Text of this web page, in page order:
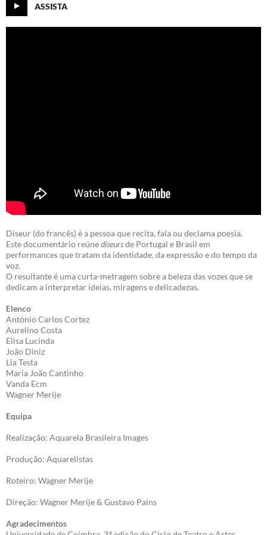
ASSISTA
Diseur (do francês) é a pessoa que recita, fala ou declama poesia.
Este documentário reúnediseursde Portugal e Brasil em
performances que tratam da identidade, da expressão e do tempo da
voz.
O resultante é uma curta-metragem sobre a beleza das vozes que se
dedicam a interpretar ideias, miragens e delicadezas.
Elenco
António Carlos Cortez
Aurelino Costa
Elisa Lucinda
João Diniz
Lia Testa
Maria João Cantinho
Vanda Ecm
Wagner Merije
Equipa
Realização: Aquarela Brasileira Images
Produção: Aquarelistas
Roteiro: Wagner Merije
Direção: Wagner Merije & Gustavo Pains
Agradecimentos